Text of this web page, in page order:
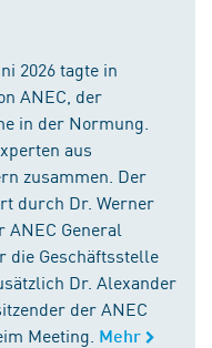
2026 tagte in
ANEC, der
in der Normung.
aus
zusammen. Der
durch Dr. Werner
General
die Geschäftsstelle
Dr. Alexander
der ANEC
Meeting. Mehr